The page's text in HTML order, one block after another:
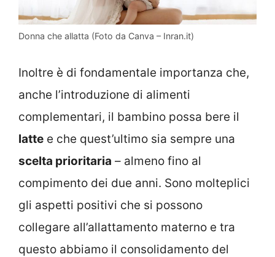
Donna che allatta (Foto da Canva – Inran.it)
Inoltre è di fondamentale importanza che,
anche l’introduzione di alimenti
complementari, il bambino possa bere il
latte e che quest’ultimo sia sempre una
scelta prioritaria – almeno fino al
compimento dei due anni. Sono molteplici
gli aspetti positivi che si possono
collegare all’allattamento materno e tra
questo abbiamo il consolidamento del